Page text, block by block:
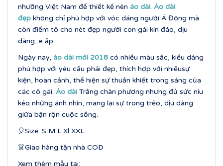
nhưỡng Việt Nam để thiết kế nên áo dài. Áo dài
đẹp không chỉ phù hợp với vóc dáng người Á Đông mà
còn điểm tô cho nét đẹp người con gái kín đáo, dịu
dàng, e ấp.
Ngày nay, áo dài mới 2018 có nhiều màu sắc, kiểu dáng
phù hợp với yêu cầu phái đẹp, thích hợp với nhiềusự
kiện, hoàn cảnh, thể hiện sự thuần khiết trong sáng của
các cô gái. Áo dài Trắng chân phương nhưng đủ sức níu
kéo những ánh nhìn, mang lại sự trong trẻo, dịu dàng
giữa bận rộn cuộc sống.
🎈Size: S M L Xl XXL
👗Giao hàng tận nhà COD
Xem thêm mẫu tại: